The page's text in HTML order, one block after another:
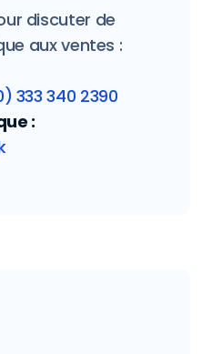
discuter de
aux ventes :
333 340 2390
: